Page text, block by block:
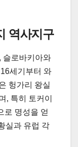
역사지구
슬로바키아와
세기부터 와
헝가리 왕실
, 특히 토커이
로 명성을 얻
실과 유럽 각